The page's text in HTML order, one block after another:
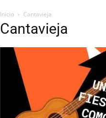
Inicio Cantavieja
Cantavieja